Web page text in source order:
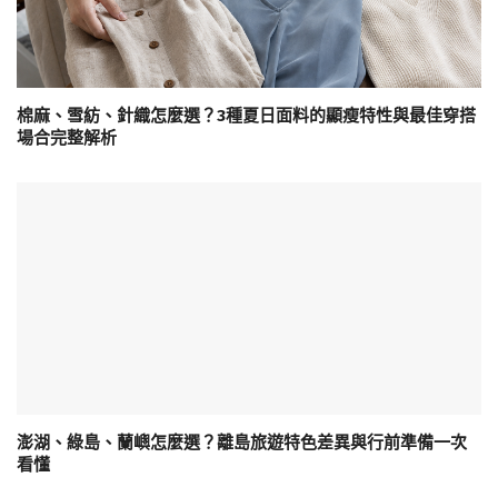
棉麻、雪紡、針織怎麼選？3種夏日面料的顯瘦特性與最佳穿搭
場合完整解析
澎湖、綠島、蘭嶼怎麼選？離島旅遊特色差異與行前準備一次
看懂